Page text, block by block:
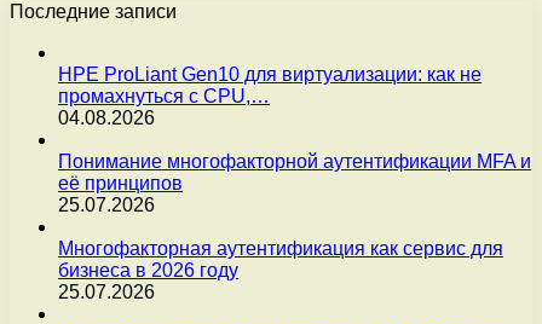
Последние записи
HPE ProLiant Gen10 для виртуализации: как не
промахнуться с CPU,…
04.08.2026
Понимание многофакторной аутентификации MFA и
её принципов
25.07.2026
Многофакторная аутентификация как сервис для
бизнеса в 2026 году
25.07.2026